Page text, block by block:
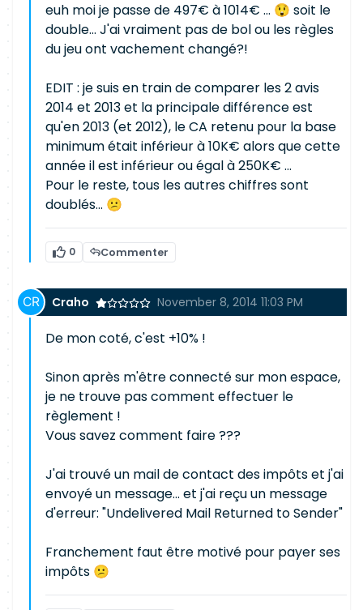
euh moi je passe de 497€ à 1014€ ... 😲 soit le
double... J'ai vraiment pas de bol ou les règles
du jeu ont vachement changé?!
EDIT : je suis en train de comparer les 2 avis
2014 et 2013 et la principale différence est
qu'en 2013 (et 2012), le CA retenu pour la base
minimum était inférieur à 10K€ alors que cette
année il est inférieur ou égal à 250K€ ...
Pour le reste, tous les autres chiffres sont
doublés... 😕
0 Commenter
Craho November 8, 2014 11:03 PM
De mon coté, c'est +10% !
Sinon après m'être connecté sur mon espace,
je ne trouve pas comment effectuer le
règlement !
Vous savez comment faire ???
J'ai trouvé un mail de contact des impôts et j'ai
envoyé un message... et j'ai reçu un message
d'erreur: "Undelivered Mail Returned to Sender"
Franchement faut être motivé pour payer ses
impôts 😕